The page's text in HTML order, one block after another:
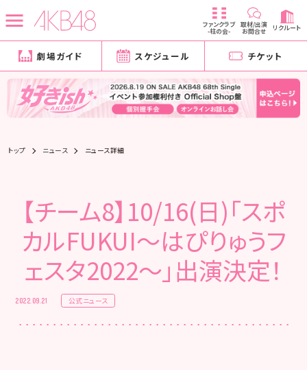
ファンクラブ
-柱の会-
取材/出演
お問合せ リクルート
劇場ガイド スケジュール チケット
トップ ニュース ニュース詳細
【チーム8】10/16(日)「スポ
カルFUKUI〜はぴりゅうフ
ェスタ2022〜」出演決定！
2022.09.21 公式ニュース